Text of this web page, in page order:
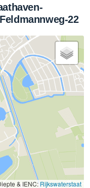
22
& IENC: Rijkswaterstaat